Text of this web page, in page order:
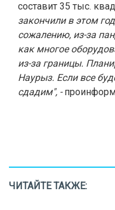
составит 35 тыс.
закончили в этом
сожалению, из-за
как многое
из-за границы.
Наурыз. Если все
сдадим", -
ЧИТАЙТЕ ТАКЖЕ: